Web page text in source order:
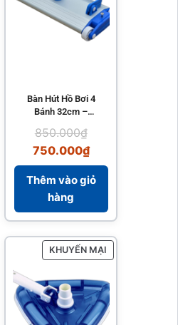
Bàn Hút Hồ Bơi 4
Bánh 32cm –
850.000₫
750.000₫
Thêm vào giỏ
hàng
KHUYẾN MẠI